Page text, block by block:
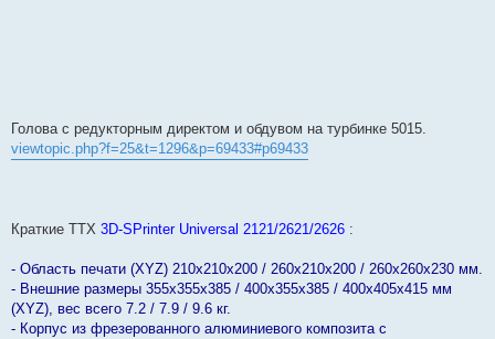
Голова с редукторным директом и обдувом на турбинке 5015.
viewtopic.php?f=25&t=1296&p=69433#p69433
Краткие ТТХ 3D-SPrinter Universal 2121/2621/2626 :
- Область печати (XYZ) 210х210х200 / 260х210х200 / 260х260х230 мм.
- Внешние размеры 355х355х385 / 400х355х385 / 400х405х415 мм
(XYZ), вес всего 7.2 / 7.9 / 9.6 кг.
- Корпус из фрезерованного алюминиевого композита с